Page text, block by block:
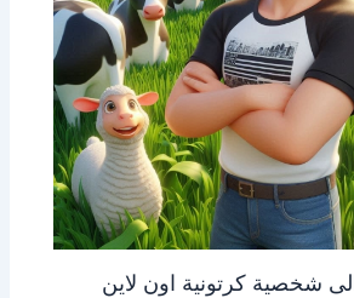
شخصية كرتونية اون لاين